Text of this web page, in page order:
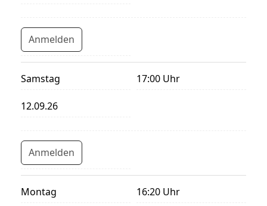
Anmelden
Samstag 17:00 Uhr
12.09.26
Anmelden
Montag 16:20 Uhr